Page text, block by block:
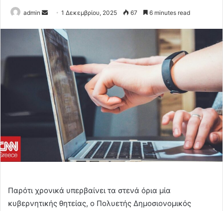
admin
Send
email
1 Δεκεμβρίου, 2025 67 6 minutes read
Παρότι χρονικά υπερβαίνει τα στενά όρια μία
κυβερνητικής θητείας, ο Πολυετής Δημοσιονομικός